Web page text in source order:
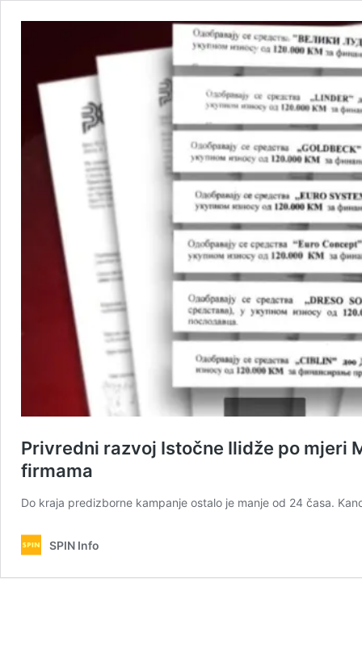
Privredni razvoj Istočne Ilidže po mjeri
firmama
Do kraja predizborne kampanje ostalo je manje od 24 časa.
SPIN Info